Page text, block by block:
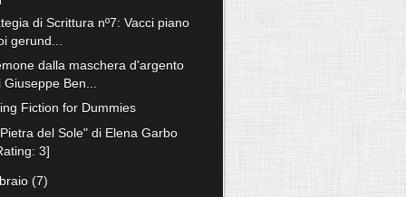
di Scrittura nº7: Vacci piano
gerund...
dalla maschera d'argento
Giuseppe Ben...
Fiction for Dummies
del Sole" di Elena Garbo
3]
(7)